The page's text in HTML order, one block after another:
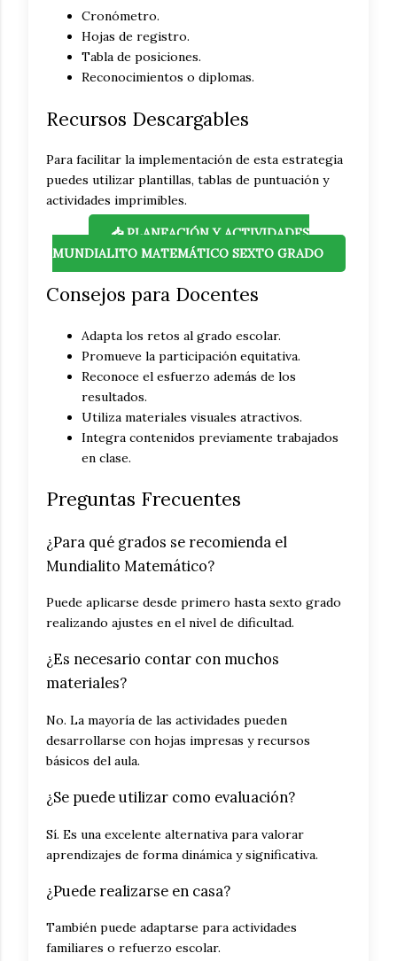
Cronómetro.
Hojas de registro.
Tabla de posiciones.
Reconocimientos o diplomas.
Recursos Descargables
Para facilitar la implementación de esta estrategia
puedes utilizar plantillas, tablas de puntuación y
actividades imprimibles.
📥 PLANEACIÓN Y ACTIVIDADES
MUNDIALITO MATEMÁTICO SEXTO GRADO
Consejos para Docentes
Adapta los retos al grado escolar.
Promueve la participación equitativa.
Reconoce el esfuerzo además de los
resultados.
Utiliza materiales visuales atractivos.
Integra contenidos previamente trabajados
en clase.
Preguntas Frecuentes
¿Para qué grados se recomienda el
Mundialito Matemático?
Puede aplicarse desde primero hasta sexto grado
realizando ajustes en el nivel de dificultad.
¿Es necesario contar con muchos
materiales?
No. La mayoría de las actividades pueden
desarrollarse con hojas impresas y recursos
básicos del aula.
¿Se puede utilizar como evaluación?
Sí. Es una excelente alternativa para valorar
aprendizajes de forma dinámica y significativa.
¿Puede realizarse en casa?
También puede adaptarse para actividades
familiares o refuerzo escolar.